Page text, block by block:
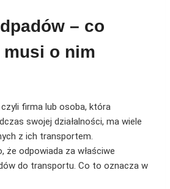
– co
o nim
firma lub osoba, która
swojej działalności, ma wiele
z ich transportem.
że odpowiada za właściwe
do transportu. Co to oznacza w